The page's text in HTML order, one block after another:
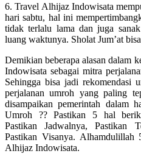
6. Travel Alhijaz Indowisata
hari sabtu, hal ini
tidak terlalu lama dan juga
luang waktunya. Sholat Jum’at
Demikian beberapa alasan dalam
Indowisata sebagai mitra
Sehingga bisa jadi rekomendasi
perjalanan umroh yang paling
disampaikan pemerintah dalam
Umroh ?? Pastikan 5 hal
Pastikan Jadwalnya, Pastikan
Pastikan Visanya.
Alhijaz Indowisata.